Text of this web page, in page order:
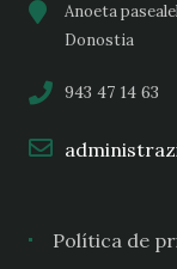
Anoeta
Donostia
943 47 14 63
Política de